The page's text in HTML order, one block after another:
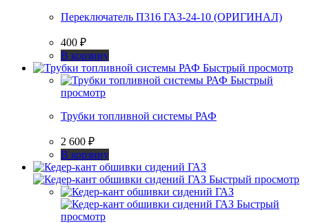
Переключатель П316 ГАЗ-24-10 (ОРИГИНАЛ)
400 ₽
В корзину
Быстрый просмотр
Быстрый
просмотр
Трубки топливной системы РАФ
2 600 ₽
В корзину
Быстрый просмотр
Быстрый
просмотр